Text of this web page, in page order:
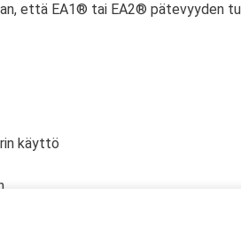
että EA1® tai EA2® pätevyyden
käyttö